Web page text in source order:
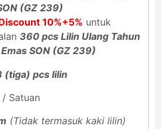
(GZ 239)
10%+5% untuk
360 pcs Lilin Ulang Tahun
SON (GZ 239)
(tiga) pcs lilin
Satuan
(Tidak termasuk kaki lilin)